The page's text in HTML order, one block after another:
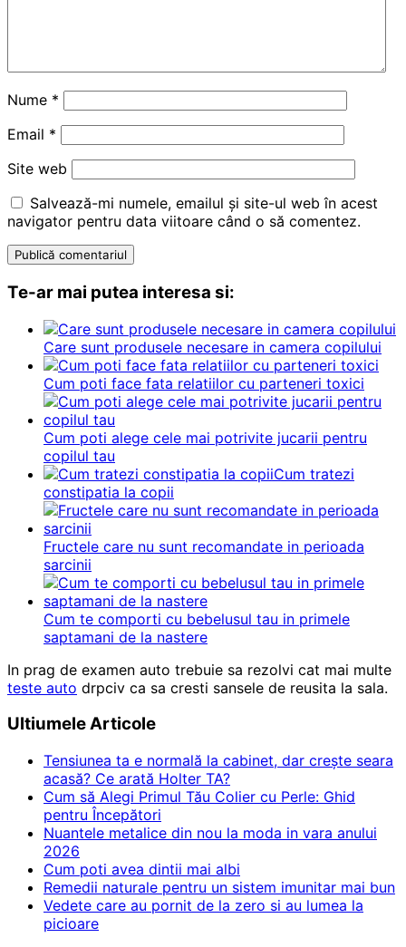
Nume *
Email *
Site web
Salvează-mi numele, emailul și site-ul web în acest
navigator pentru data viitoare când o să comentez.
Te-ar mai putea interesa si:
Care sunt produsele necesare in camera copilului
Cum poti face fata relatiilor cu parteneri toxici
Cum poti alege cele mai potrivite jucarii pentru
copilul tau
Cum tratezi
constipatia la copii
Fructele care nu sunt recomandate in perioada
sarcinii
Cum te comporti cu bebelusul tau in primele
saptamani de la nastere
In prag de examen auto trebuie sa rezolvi cat mai multe
teste auto drpciv ca sa cresti sansele de reusita la sala.
Ultiumele Articole
Tensiunea ta e normală la cabinet, dar crește seara
acasă? Ce arată Holter TA?
Cum să Alegi Primul Tău Colier cu Perle: Ghid
pentru Începători
Nuantele metalice din nou la moda in vara anului
2026
Cum poti avea dintii mai albi
Remedii naturale pentru un sistem imunitar mai bun
Vedete care au pornit de la zero si au lumea la
picioare